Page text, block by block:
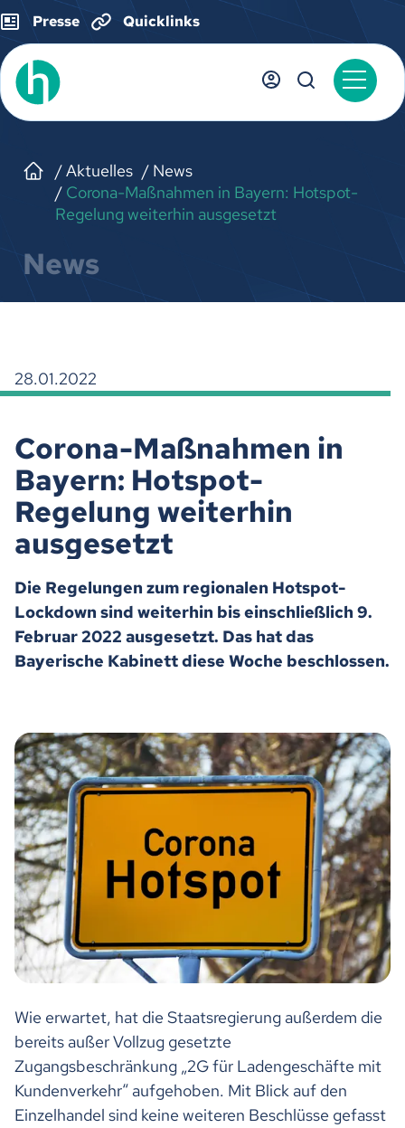
Presse Quicklinks
Aktuelles
News
Corona-Maßnahmen in Bayern: Hotspot-
Regelung weiterhin ausgesetzt
News
28.01.2022
Corona-Maßnahmen in
Bayern: Hotspot-
Regelung weiterhin
ausgesetzt
Die Regelungen zum regionalen Hotspot-
Lockdown sind weiterhin bis einschließlich 9.
Februar 2022 ausgesetzt. Das hat das
Bayerische Kabinett diese Woche beschlossen.
Wie erwartet, hat die Staatsregierung außerdem die
bereits außer Vollzug gesetzte
Zugangsbeschränkung „2G für Ladengeschäfte mit
Kundenverkehr“ aufgehoben. Mit Blick auf den
Einzelhandel sind keine weiteren Beschlüsse gefasst